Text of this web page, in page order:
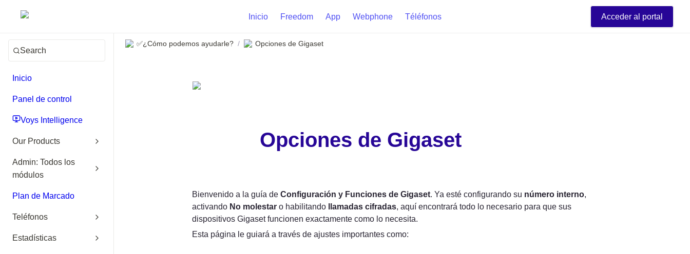
Inicio Freedom App Webphone Téléfonos Acceder al portal
Search
Inicio
Panel de control
Voys Intelligence
Our Products
Admin: Todos los
módulos
Plan de Marcado
Teléfonos
Estadísticas
✅¿Cómo podemos ayudarle? / Opciones de Gigaset
Opciones de Gigaset
Bienvenido a la guía de Configuración y Funciones de Gigaset. Ya esté configurando su número interno,
activando No molestar o habilitando llamadas cifradas, aquí encontrará todo lo necesario para que sus
dispositivos Gigaset funcionen exactamente como lo necesita.
Esta página le guiará a través de ajustes importantes como: